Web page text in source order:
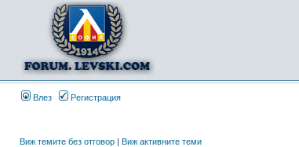
Влез Регистрация
Виж темите без отговор | Виж активните теми